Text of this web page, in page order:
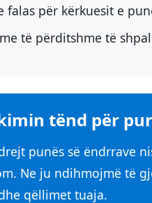
falas për kërkuesit e
të përditshme të
tënd për
punës së ëndrrave
Ne ju ndihmojmë të
qëllimet tuaja.